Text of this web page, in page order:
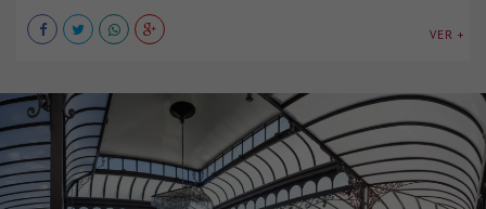
VER +